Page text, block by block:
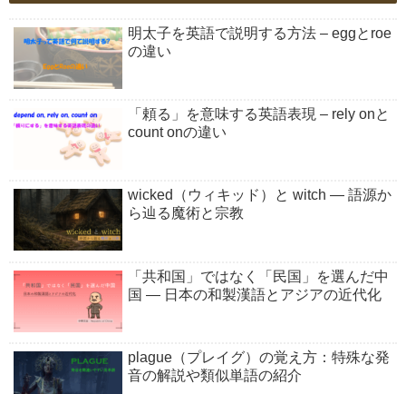
明太子を英語で説明する方法 – eggとroe
の違い
「頼る」を意味する英語表現 – rely onと
count onの違い
wicked（ウィキッド）と witch ― 語源か
ら辿る魔術と宗教
「共和国」ではなく「民国」を選んだ中
国 ― 日本の和製漢語とアジアの近代化
plague（プレイグ）の覚え方：特殊な発
音の解説や類似単語の紹介